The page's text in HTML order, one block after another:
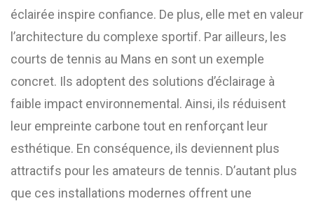
éclairée inspire confiance. De plus, elle met en valeur
l’architecture du complexe sportif. Par ailleurs, les
courts de tennis au Mans en sont un exemple
concret. Ils adoptent des solutions d’éclairage à
faible impact environnemental. Ainsi, ils réduisent
leur empreinte carbone tout en renforçant leur
esthétique. En conséquence, ils deviennent plus
attractifs pour les amateurs de tennis. D’autant plus
que ces installations modernes offrent une